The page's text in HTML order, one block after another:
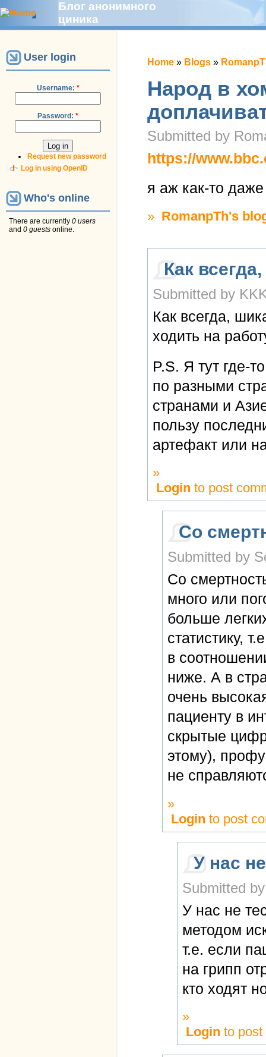
Блог анонимного
циника
User login
Username: *
Password: *
Request new password
Log in using OpenID
Who's online
There are currently 0 users
and 0 guests online.
Home » Blogs »
Народ в
Submitted by
https://
я аж как-то
» RomanpTh's
Как всегда,
Submitted by
Как всегда,
ходить на
P.S. Я тут где-
по разными
странами и
пользу
артефакт или
»
Login to post
Со
Submitted by
Со
много или
больше
статистику,
в
ниже. А в
очень
пациенту в
скрытые
этому),
не
»
Login to post
У нас не
Submitted
У нас не
методом
т.е. если
на грипп
кто ходят
»
Login to post